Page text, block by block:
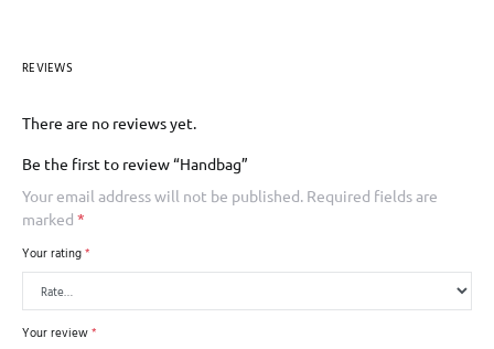
REVIEWS
There are no reviews yet.
Be the first to review “Handbag”
Your email address will not be published. Required fields are
marked *
Your rating*
Your review*